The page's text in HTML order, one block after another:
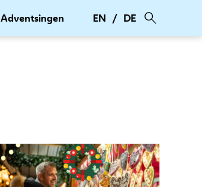
Adventsingen EN DE